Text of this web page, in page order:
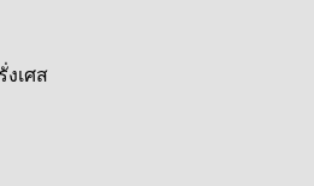
เศส